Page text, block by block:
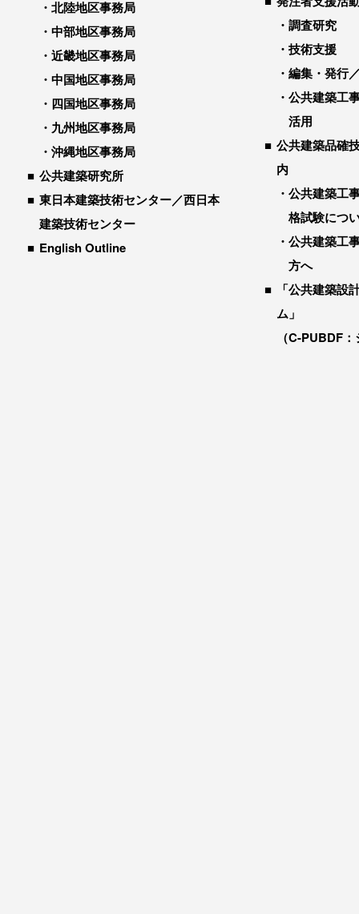
北陸地区事務局
中部地区事務局
近畿地区事務局
中国地区事務局
四国地区事務局
九州地区事務局
沖縄地区事務局
公共建築研究所
東日本建築技術センター／西日本
建築技術センター
English Outline
調査研究
技術支援
編集・発行
公共建築工
活用
公共建築品確
内
公共建築工
格試験につ
公共建築工
方へ
「公共建築設
ム」
（C-PUBDF